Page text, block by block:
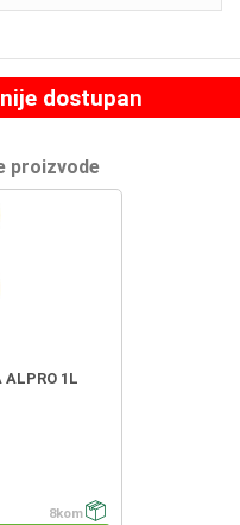
dostupan
proizvode
ALPRO 1L
8kom